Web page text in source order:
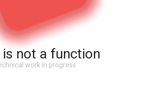
not a function
work in progress